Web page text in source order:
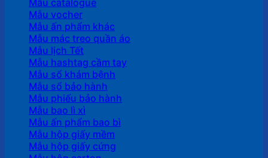
Mẫu vocher
Mẫu ấn phẩm khác
Mẫu mác treo quần áo
Mẫu lịch Tết
Mẫu hashtag cầm tay
Mẫu sổ khám bệnh
Mẫu sổ bảo hành
Mẫu phiếu bảo hành
Mẫu bao lì xì
Mẫu ấn phẩm bao bì
Mẫu hộp giấy mềm
Mẫu hộp giấy cứng